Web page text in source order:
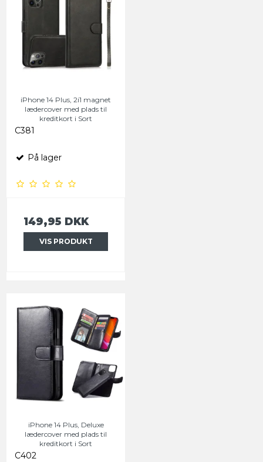
iPhone 14 Plus, 2i1 magnet
lædercover med plads til
kreditkort i Sort
C381
På lager
149,95 DKK
VIS PRODUKT
iPhone 14 Plus, Deluxe
lædercover med plads til
kreditkort i Sort
C402